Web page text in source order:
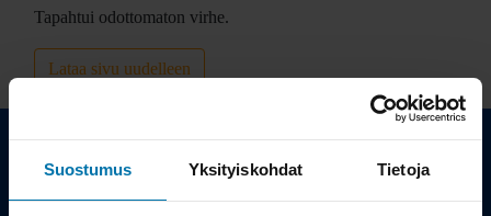
Suostumus Yksityiskohdat Tietoja
Tapahtui odottomaton virhe.
Lataa sivu uudelleen